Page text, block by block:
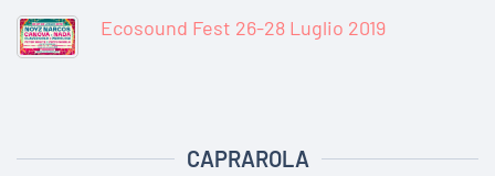
Ecosound Fest 26-28 Luglio 2019
CAPRAROLA